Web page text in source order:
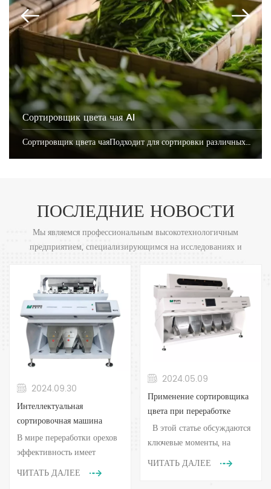
Сортировщик цвета чая AI
Сортировщик цвета чаяПодходит для сортировки различных видов чая, включая зеленый чай, чай Пуэр, Лунцзин Западного озера, Билуочунь, Дахунпао, Мэйча, Сянча, Даньцун, черный чай, белый чай, цветочный чай и т. д.
ПОСЛЕДНИЕ НОВОСТИ
Мы являемся профессиональным высокотехнологичным
предприятием, специализирующимся на исследованиях и
сортировщиков цветов. Наш интеллектуальный сортировщик
цветов широко используется во многих отраслях промышленности
по всему миру.
2024.09.30
Интеллектуальная
сортировочная машина
Mihoshi повышает
эффективность сортировки
В мире переработки орехов
эффективность имеет
первостепенное значение, и
Михоши интеллектуальная
ЧИТАТЬ ДАЛЕЕ
2024.05.09
Применение сортировщика
цвета при переработке
тонкого риса
В этой статье обсуждаются
ключевые моменты, на
которые рисовые фабрики
должны обращать внимание
ЧИТАТЬ ДАЛЕЕ